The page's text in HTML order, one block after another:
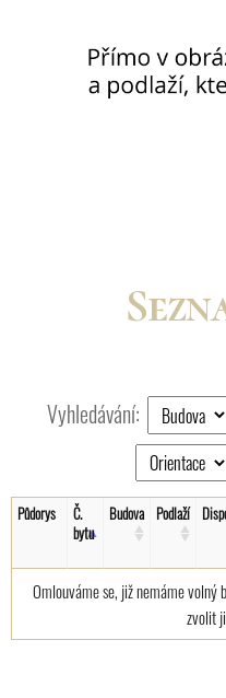
Vyhledávání:
Půdorys
Č.
bytu
Budova Podlaží
Omlouváme se, již nemáme volný
zvolit